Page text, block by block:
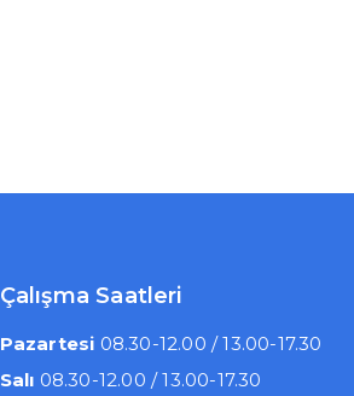
Çalışma Saatleri
Pazartesi 08.30-12.00 / 13.00-17.30
Salı 08.30-12.00 / 13.00-17.30